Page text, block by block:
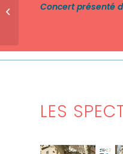
Concert présenté
LES
João Selva